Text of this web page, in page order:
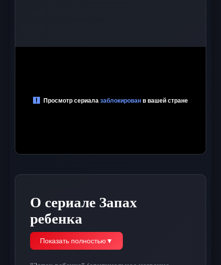
О сериале Запах
ребенка
Показать полностью ▼